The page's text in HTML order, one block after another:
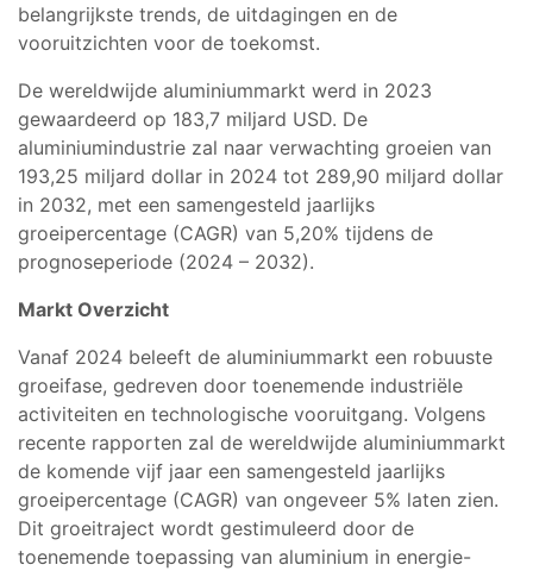
belangrijkste trends, de uitdagingen en de
vooruitzichten voor de toekomst.
De wereldwijde aluminiummarkt werd in 2023
gewaardeerd op 183,7 miljard USD. De
aluminiumindustrie zal naar verwachting groeien van
193,25 miljard dollar in 2024 tot 289,90 miljard dollar
in 2032, met een samengesteld jaarlijks
groeipercentage (CAGR) van 5,20% tijdens de
prognoseperiode (2024 – 2032).
Markt Overzicht
Vanaf 2024 beleeft de aluminiummarkt een robuuste
groeifase, gedreven door toenemende industriële
activiteiten en technologische vooruitgang. Volgens
recente rapporten zal de wereldwijde aluminiummarkt
de komende vijf jaar een samengesteld jaarlijks
groeipercentage (CAGR) van ongeveer 5% laten zien.
Dit groeitraject wordt gestimuleerd door de
toenemende toepassing van aluminium in energie-